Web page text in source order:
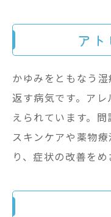
ア
かゆみをともなう
返す病気です。ア
えられています。問
スキンケアや薬物
り、症状の改善をめ